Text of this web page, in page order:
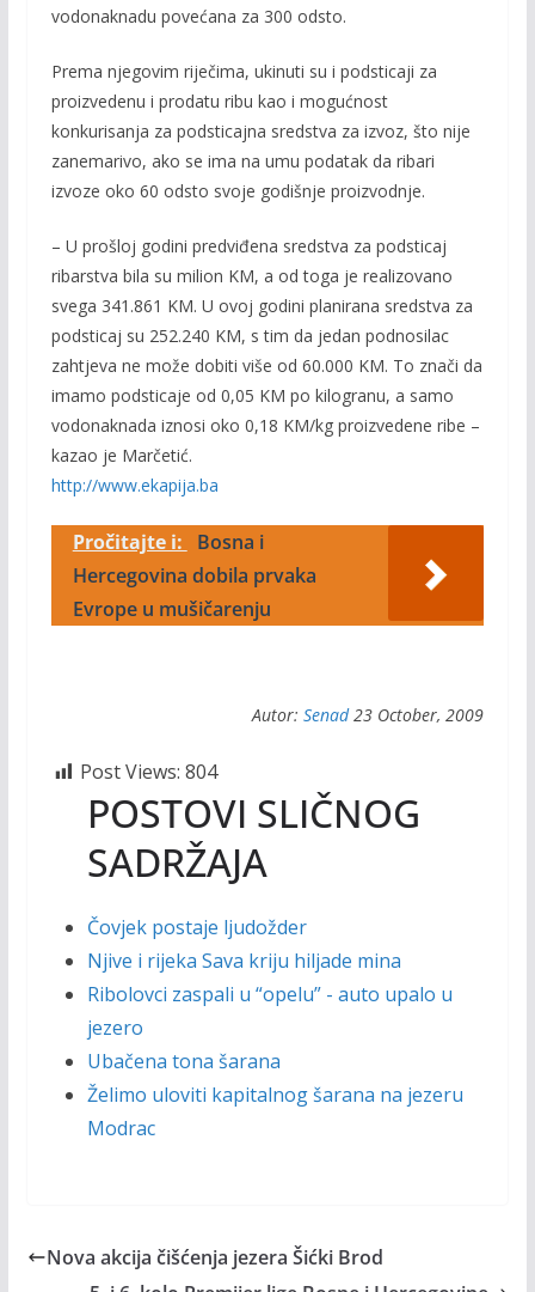
vodonaknadu povećana za 300 odsto.
Prema njegovim riječima, ukinuti su i podsticaji za
proizvedenu i prodatu ribu kao i mogućnost
konkurisanja za podsticajna sredstva za izvoz, što nije
zanemarivo, ako se ima na umu podatak da ribari
izvoze oko 60 odsto svoje godišnje proizvodnje.
– U prošloj godini predviđena sredstva za podsticaj
ribarstva bila su milion KM, a od toga je realizovano
svega 341.861 KM. U ovoj godini planirana sredstva za
podsticaj su 252.240 KM, s tim da jedan podnosilac
zahtjeva ne može dobiti više od 60.000 KM. To znači da
imamo podsticaje od 0,05 KM po kilogranu, a samo
vodonaknada iznosi oko 0,18 KM/kg proizvedene ribe –
kazao je Marčetić.
http://www.ekapija.ba
Pročitajte i:
Bosna i
Hercegovina dobila prvaka
Evrope u mušičarenju
Autor:Senad23 October, 2009
Post Views: 804
POSTOVI SLIČNOG
SADRŽAJA
Čovjek postaje ljudožder
Njive i rijeka Sava kriju hiljade mina
Ribolovci zaspali u “opelu” - auto upalo u
jezero
Ubačena tona šarana
Želimo uloviti kapitalnog šarana na jezeru
Modrac
Nova akcija čišćenja jezera Šićki Brod